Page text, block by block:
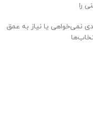
را
نمی‌خواهی یا نیاز به عمق